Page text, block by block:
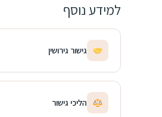
למידע נוסף
גישור גירושין
הליכי גישור